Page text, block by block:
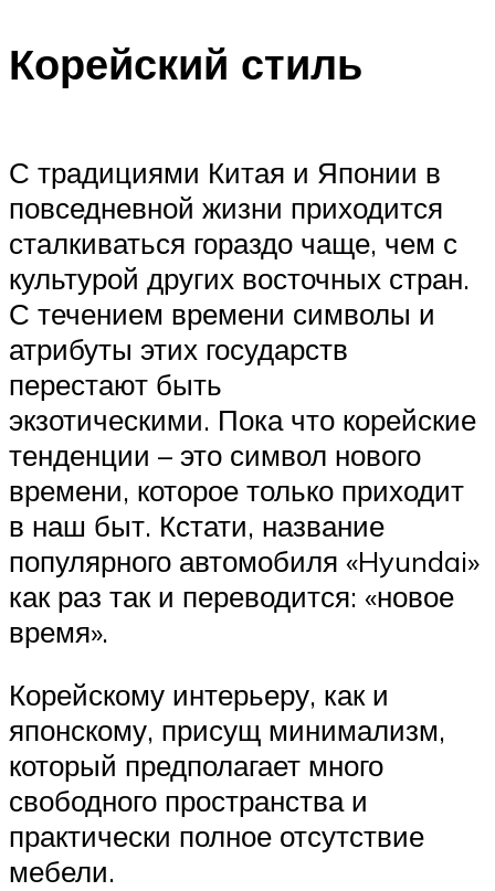
Корейский стиль
С традициями Китая и Японии в
повседневной жизни приходится
сталкиваться гораздо чаще, чем с
культурой других восточных стран.
С течением времени символы и
атрибуты этих государств
перестают быть
экзотическими. Пока что корейские
тенденции – это символ нового
времени, которое только приходит
в наш быт. Кстати, название
популярного автомобиля «Hyundai»
как раз так и переводится: «новое
время».
Корейскому интерьеру, как и
японскому, присущ минимализм,
который предполагает много
свободного пространства и
практически полное отсутствие
мебели.